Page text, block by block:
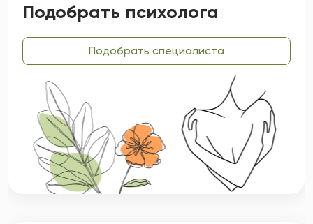
Подобрать психолога
Подобрать специалиста